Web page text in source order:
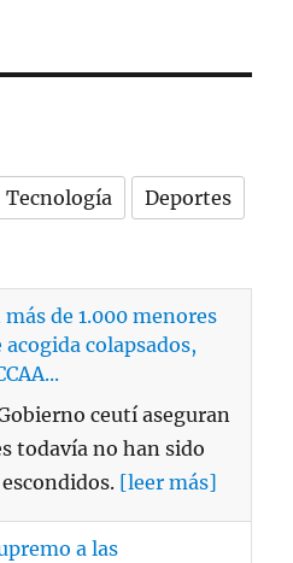
Tecnología Deportes
de 1.000 menores
colapsados,
ceutí aseguran
todavía no han sido
[leer más]
a las